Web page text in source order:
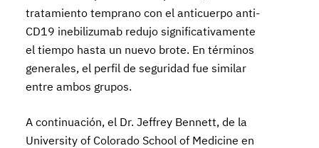
tratamiento temprano con el anticuerpo anti-
CD19 inebilizumab redujo significativamente
el tiempo hasta un nuevo brote. En términos
generales, el perfil de seguridad fue similar
entre ambos grupos.
A continuación, el Dr. Jeffrey Bennett, de la
University of Colorado School of Medicine en